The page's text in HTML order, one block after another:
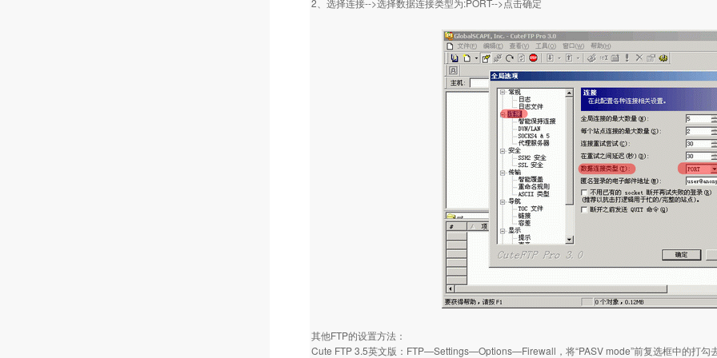
2、选择连接-->选择数据连接类型为:PORT-->点击确定
其他FTP的设置方法：
Cute FTP 3.5英文版：FTP—Settings—Options—Firewall，将“PASV mode”前复选框中的打勾